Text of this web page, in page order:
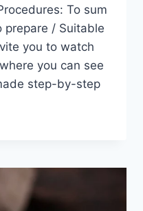
To sum
prepare / Suitable
you to watch
you can see
step-by-step